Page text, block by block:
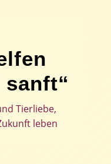
sanft“
Tierliebe,
leben